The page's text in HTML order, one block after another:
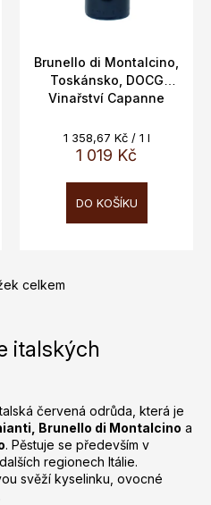
Brunello di Montalcino,
Toskánsko, DOCG
Vinařství Capanne
1 019 Kč
Měrná
cena:
1 358,67 Kč / 1 l
DO KOŠÍKU
O
á
c
í
p
r
v
celkem
italských
červená odrůda, která je
Brunello di Montalcino a
. Pěstuje se především v
regionech Itálie.
svěží kyselinku, ovocné